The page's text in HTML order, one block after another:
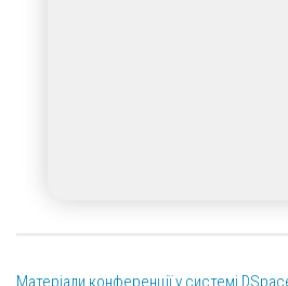
Матеріали конференції у системі